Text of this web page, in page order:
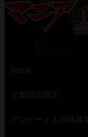
home
定期購読限定
アンケート＆原稿募集